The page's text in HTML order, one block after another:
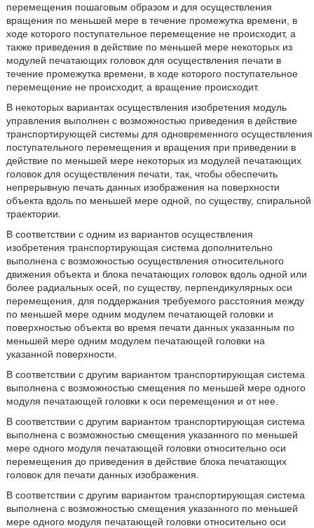
перемещения пошаговым образом и для осуществления
вращения по меньшей мере в течение промежутка времени, в
ходе которого поступательное перемещение не происходит, а
также приведения в действие по меньшей мере некоторых из
модулей печатающих головок для осуществления печати в
течение промежутка времени, в ходе которого поступательное
перемещение не происходит, а вращение происходит.
В некоторых вариантах осуществления изобретения модуль
управления выполнен с возможностью приведения в действие
транспортирующей системы для одновременного осуществления
поступательного перемещения и вращения при приведении в
действие по меньшей мере некоторых из модулей печатающих
головок для осуществления печати, так, чтобы обеспечить
непрерывную печать данных изображения на поверхности
объекта вдоль по меньшей мере одной, по существу, спиральной
траектории.
В соответствии с одним из вариантов осуществления
изобретения транспортирующая система дополнительно
выполнена с возможностью осуществления относительного
движения объекта и блока печатающих головок вдоль одной или
более радиальных осей, по существу, перпендикулярных оси
перемещения, для поддержания требуемого расстояния между
по меньшей мере одним модулем печатающей головки и
поверхностью объекта во время печати данных указанным по
меньшей мере одним модулем печатающей головки на
указанной поверхности.
В соответствии с другим вариантом транспортирующая система
выполнена с возможностью смещения по меньшей мере одного
модуля печатающей головки к оси перемещения и от нее.
В соответствии с другим вариантом транспортирующая система
выполнена с возможностью смещения указанного по меньшей
мере одного модуля печатающей головки относительно оси
перемещения до приведения в действие блока печатающих
головок для печати данных изображения.
В соответствии с другим вариантом транспортирующая система
выполнена с возможностью смещения указанного по меньшей
мере одного модуля печатающей головки относительно оси